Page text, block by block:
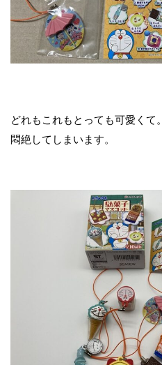
どれもこれもとっても可愛くて。
悶絶してしまいます。